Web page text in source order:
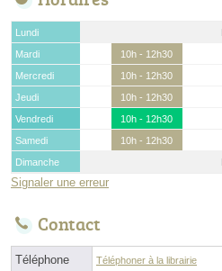
Lundi
Mardi
10h - 12h30
Mercredi
10h - 12h30
Jeudi
10h - 12h30
Vendredi
10h - 12h30
Samedi
10h - 12h30
Dimanche
Signaler une erreur
Contact
Téléphone Téléphoner à la librairie